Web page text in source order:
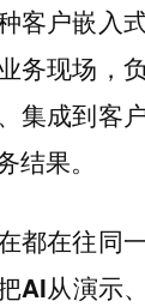
客户嵌入
务现场，
集成到客
结果。
都在往同
AI从演示